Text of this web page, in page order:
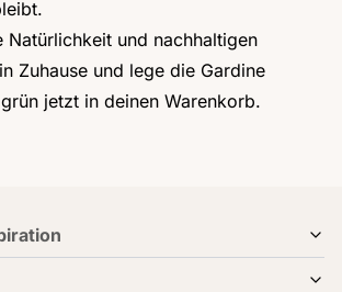
Natürlichkeit und nachhaltigen
Zuhause und lege die Gardine
grün jetzt in deinen Warenkorb.